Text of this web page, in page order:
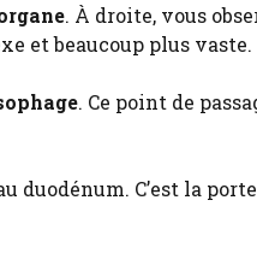
. À droite, vous
et beaucoup plus vaste.
. Ce point de
C’est la porte